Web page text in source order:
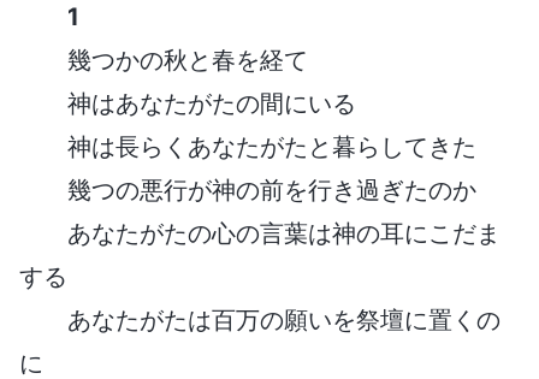
1
幾つかの秋と春を経て
神はあなたがたの間にいる
神は長らくあなたがたと暮らしてきた
幾つの悪行が神の前を行き過ぎたのか
あなたがたの心の言葉は神の耳にこだま
する
あなたがたは百万の願いを祭壇に置くの
に